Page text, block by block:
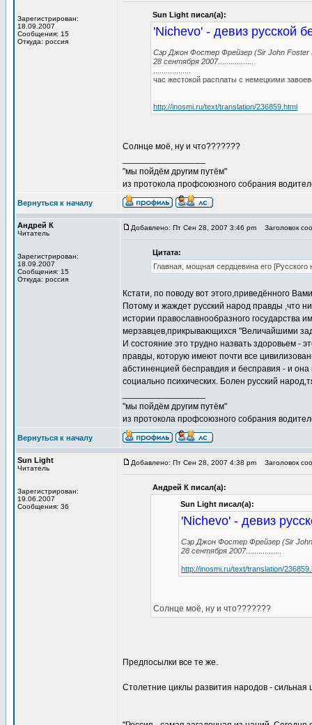
Зарегистрирован:
18.09.2007
Сообщения: 15
Откуда: россия
Sun Light писал(а):
'Nichevo' - девиз русской
Сэр Джон Фостер Фрейзер (Sir John Foster
28 сентября 2007.................
час жестокой расплаты с немецкими
http://inosmi.ru/text/translation/236859.html
Солнце моё, ну и что???????
"мы пойдём другим путём"
из протокола профсоюзного собрания
Вернуться к началу
Андрей К
Читатель
Зарегистрирован:
18.09.2007
Сообщения: 15
Откуда: россия
Добавлено: Пт Сен 28, 2007 3:46 pm Заголовок
Цитата:
Главная, мощная сердцевина его
Кстати, по поводу вот этого,приведённого
Потому и жаждет русский народ правды ,что
истории православнообразного государства
мерзавцев,прикрывающихся "Величайшими
И состояние это трудно назвать здоровьем -
правды, которую имеют почти все
абстиненцией бесправдия и бесправия - и
социально психических. Болен русский
"мы пойдём другим путём"
из протокола профсоюзного собрания
Вернуться к началу
Sun Light
Читатель
Зарегистрирован:
19.06.2007
Сообщения: 36
Добавлено: Пт Сен 28, 2007 4:38 pm Заголовок
Андрей К писал(а):
Sun Light писал(а):
'Nichevo' - девиз
Сэр Джон Фостер Фрейзер (Sir
28 сентября 2007.................
http://inosmi.ru/text/translation/
Солнце моё, ну и что???????
Предпосылки все те же.
Столетние циклы развития народов - сильная